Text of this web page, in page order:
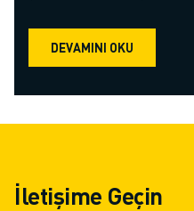
DEVAMINI OKU
İletişime Geçin